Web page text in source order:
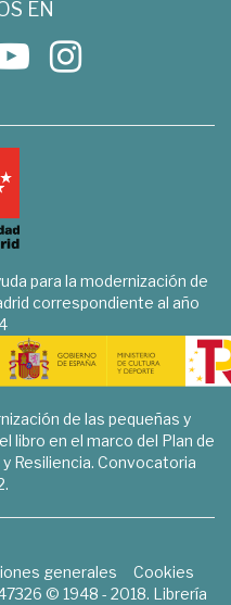
EN
para la modernización de
correspondiente al año
de las pequeñas y
libro en el marco del Plan de
Resiliencia. Convocatoria
generales
Cookies
© 1948 - 2018. Librería